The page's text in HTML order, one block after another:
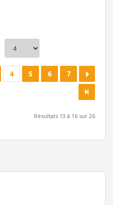
4 5 6 7
Résultats 13 à 16 sur 26